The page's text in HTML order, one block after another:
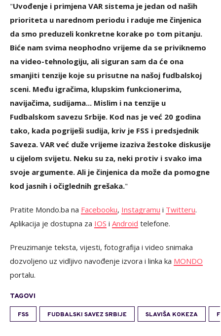
"Uvođenje i primjena VAR sistema je jedan od naših
prioriteta u narednom periodu i raduje me činjenica
da smo preduzeli konkretne korake po tom pitanju.
Biće nam svima neophodno vrijeme da se priviknemo
na video-tehnologiju, ali siguran sam da će ona
smanjiti tenzije koje su prisutne na našoj fudbalskoj
sceni. Među igračima, klupskim funkcionerima,
navijačima, sudijama... Mislim i na tenzije u
Fudbalskom savezu Srbije. Kod nas je već 20 godina
tako, kada pogriješi sudija, kriv je FSS i predsjednik
Saveza. VAR već duže vrijeme izaziva žestoke diskusije
u cijelom svijetu. Neku su za, neki protiv i svako ima
svoje argumente. Ali je činjenica da može da pomogne
kod jasnih i očiglednih grešaka."
Pratite Mondo.ba na Facebooku, Instagramu i Twitteru.
Aplikacija je dostupna za IOS i Android telefone.
Preuzimanje teksta, vijesti, fotografija i video snimaka
dozvoljeno uz vidljivo navođenje izvora i linka ka MONDO
portalu.
TAGOVI
FSS FUDBALSKI SAVEZ SRBIJE SLAVIŠA KOKEZA